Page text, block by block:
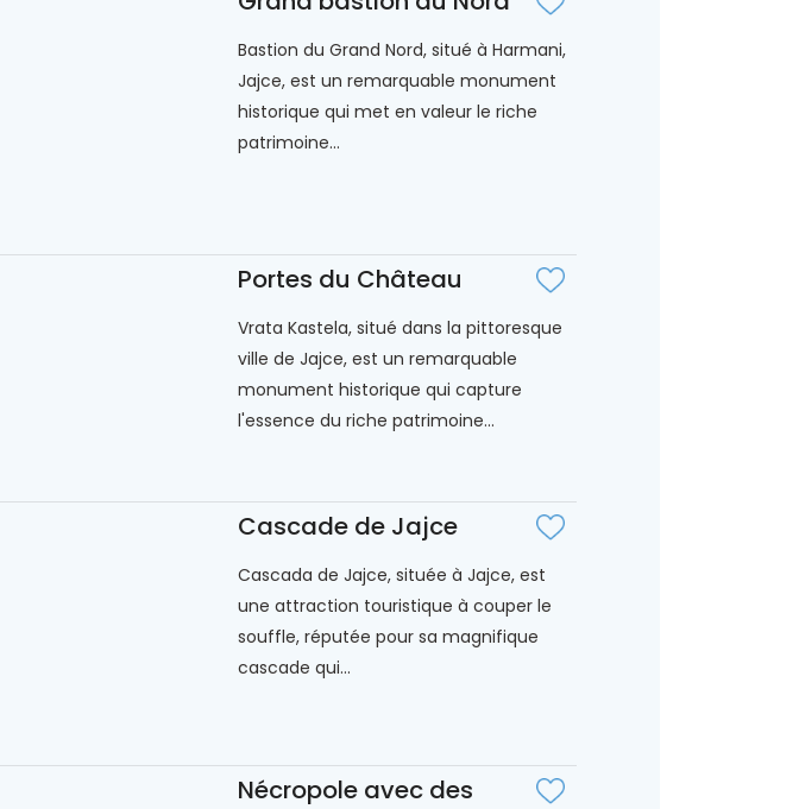
Bastion du Grand Nord, situé à Harmani,
Jajce, est un remarquable monument
historique qui met en valeur le riche
patrimoine...
Portes du Château
Vrata Kastela, situé dans la pittoresque
ville de Jajce, est un remarquable
monument historique qui capture
l'essence du riche patrimoine...
Cascade de Jajce
Cascada de Jajce, située à Jajce, est
une attraction touristique à couper le
souffle, réputée pour sa magnifique
cascade qui...
Nécropole avec des